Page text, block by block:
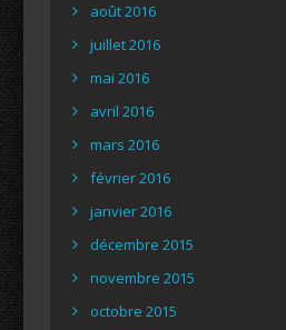
août 2016
juillet 2016
mai 2016
avril 2016
mars 2016
février 2016
janvier 2016
décembre 2015
novembre 2015
octobre 2015